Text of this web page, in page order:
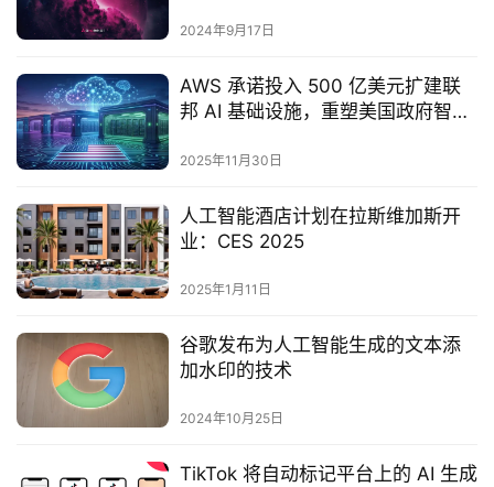
2024年9月17日
AWS 承诺投入 500 亿美元扩建联
邦 AI 基础设施，重塑美国政府智能
2025年11月30日
人工智能酒店计划在拉斯维加斯开
业：CES 2025
2025年1月11日
谷歌发布为人工智能生成的文本添
加水印的技术
2024年10月25日
TikTok 将自动标记平台上的 AI 生成